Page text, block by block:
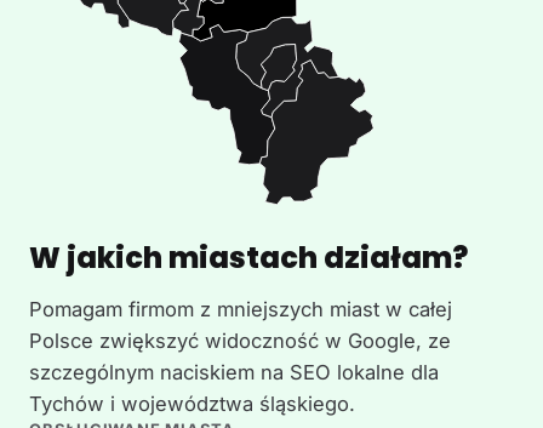
W jakich miastach działam?
Pomagam firmom z mniejszych miast w całej
Polsce zwiększyć widoczność w Google, ze
szczególnym naciskiem na SEO lokalne dla
Tychów i województwa śląskiego.